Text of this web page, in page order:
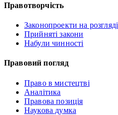
Правотворчість
Законопроекти на розгляді
Прийняті закони
Набули чинності
Правовий погляд
Право в мистецтві
Аналітика
Правова позиція
Наукова думка